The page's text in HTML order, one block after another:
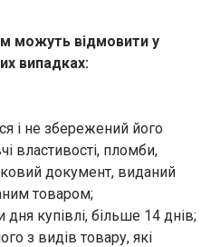
можуть відмовити у
випадках:
і не збережений його
властивості, пломби,
документ, виданий
товаром;
купівлі, більше 14 днів;
з видів товару, які